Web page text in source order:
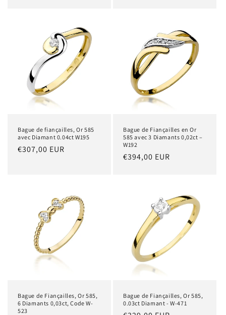
Bague de fiançailles, Or 585
avec Diamant 0.04ct W195
Prix
€307,00 EUR
Bague de Fiançailles en Or
585 avec 3 Diamants 0,02ct –
W192
Prix
€394,00 EUR
Bague de Fiançailles, Or 585,
6 Diamants 0,03ct, Code W-
523
Bague de Fiançailles, Or 585,
0.03ct Diamant - W-471